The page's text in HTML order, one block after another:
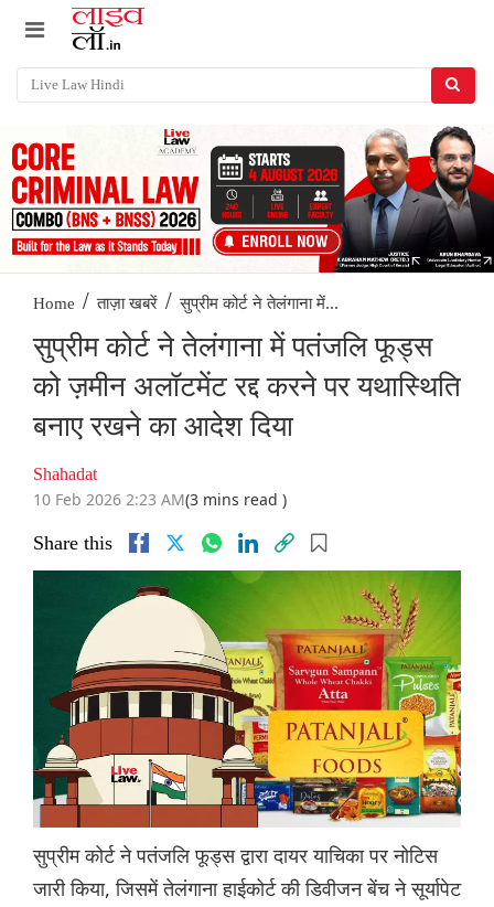
Home / ताज़ा खबरें / सुप्रीम कोर्ट ने तेलंगाना में...
सुप्रीम कोर्ट ने तेलंगाना में पतंजलि फूड्स
को ज़मीन अलॉटमेंट रद्द करने पर यथास्थिति
बनाए रखने का आदेश दिया
Shahadat
10 Feb 2026 2:23 AM(3 mins read )
Share this
सुप्रीम कोर्ट ने पतंजलि फूड्स द्वारा दायर याचिका पर नोटिस
जारी किया, जिसमें तेलंगाना हाईकोर्ट की डिवीजन बेंच ने सूर्यापेट